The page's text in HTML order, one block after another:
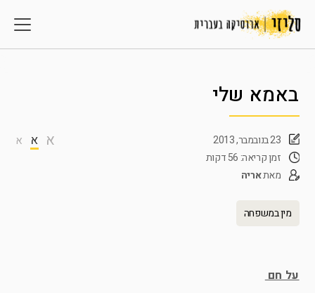
באמא שלי
א א א
23 בנובמבר, 2013
זמן קריאה: 56 דקות
מאתאריה
מין במשפחה
על חם